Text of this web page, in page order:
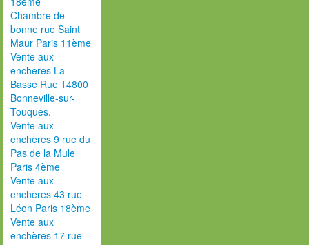
Chambre de
bonne rue Saint
Maur Paris 11ème
Vente aux
enchères La
Basse Rue 14800
Bonneville-sur-
Touques.
Vente aux
enchères 9 rue du
Pas de la Mule
Paris 4ème
Vente aux
enchères 43 rue
Léon Paris 18ème
Vente aux
enchères 17 rue